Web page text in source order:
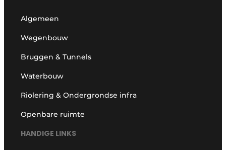
Algemeen
Wegenbouw
Bruggen & Tunnels
Waterbouw
Riolering & Ondergrondse infra
Openbare ruimte
HANDIGE LINKS